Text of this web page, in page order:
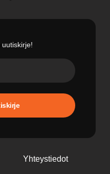
Yhteystiedot